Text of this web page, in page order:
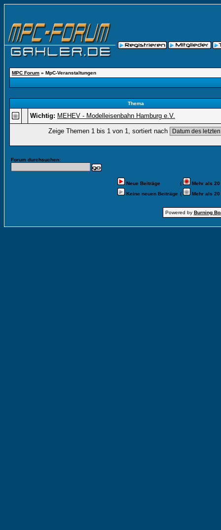
MPC Forum » MpC-Veranstaltungen
Thema
Wichtig: MEHEV - Modelleisenbahn Hamburg e.V.
Zeige Themen 1 bis 1 von 1, sortiert nach
Forum durchsuchen:
Neue Beiträge (
Mehr als
Keine neuen Beiträge ( Mehr als
Powered by Burning